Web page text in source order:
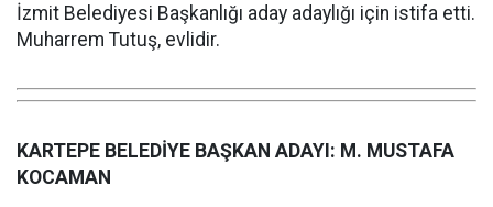
İzmit Belediyesi Başkanlığı aday adaylığı için istifa etti.
Muharrem Tutuş, evlidir.
KARTEPE BELEDİYE BAŞKAN ADAYI: M. MUSTAFA
KOCAMAN